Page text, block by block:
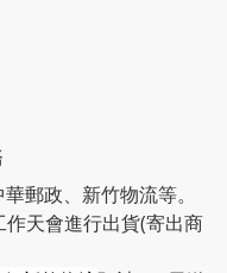
華郵政、新竹物流等。
作天會進行出貨(寄出商